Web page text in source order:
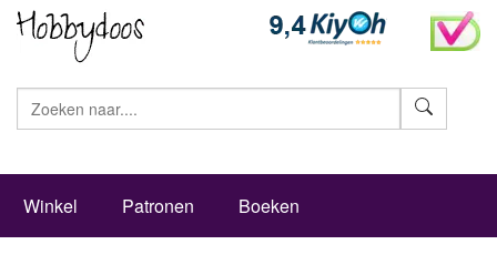
Winkel Patronen Boeken